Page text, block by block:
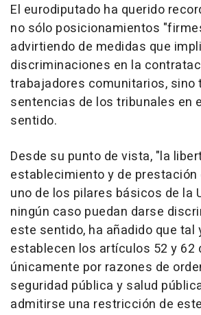
El eurodiputado ha querido
no sólo posicionamientos
advirtiendo de medidas que
discriminaciones en la
trabajadores comunitarios, sino
sentencias de los tribunales en
sentido.
Desde su punto de vista, "la
establecimiento y de
uno de los pilares básicos de la
ningún caso puedan darse
este sentido, ha añadido que tal
establecen los artículos 52 y 62
únicamente por razones de
seguridad pública y salud
admitirse una restricción de